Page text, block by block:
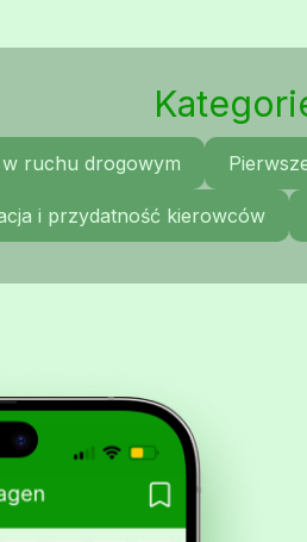
ruchu drogowym
i przydatność kierowców